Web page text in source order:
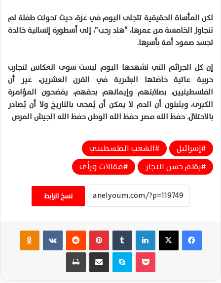
لكن المأساة الحقيقية تتجلى اليوم في غزة، حيث تحولت طفلة لم
تتجاوز الخامسة من عمرها، “هند رجب”، إلى أسطورة إنسانية خالدة
تجسد صمود أمة بأسرها.
إن كل الجرائم التي نشهدها اليوم ليست سوى انعكاس لتجارب
حربية عاتية خاضتها البشرية في القرن العشرين، غير أن
الفلسطينيين، بصلابتهم وإيمانهم بحقهم، يفضحون المؤامرة
الكبرى، ويثبتون أن الدم لا يمكن أن يُمحى بالتاريخ ولا أن يُصادر
بالاحتلال. حفظ الله مصر حفظ الله الوطن حفظ الله الجيش المرص
إسرائيل
الشعب الفلسطيني
بقلم حسن النجار
مقالات ورأى
نسخ الرابط
فيسبوك ‫X لينكدإن بينتيريست ‏VKontakte
سكايب مشاركة عبر البريد طباعة